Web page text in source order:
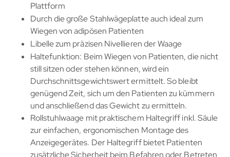
Plattform
Durch die große Stahlwägeplatte auch ideal zum
Wiegen von adipösen Patienten
Libelle zum präzisen Nivellieren der Waage
Haltefunktion: Beim Wiegen von Patienten, die nicht
still sitzen oder stehen können, wird ein
Durchschnittsgewichtswert ermittelt. So bleibt
genügend Zeit, sich um den Patienten zu kümmern
und anschließend das Gewicht zu ermitteln.
Rollstuhlwaage mit praktischem Haltegriff inkl. Säule
zur einfachen, ergonomischen Montage des
Anzeigegerätes. Der Haltegriff bietet Patienten
zusätzliche Sicherheit beim Befahren oder Betreten